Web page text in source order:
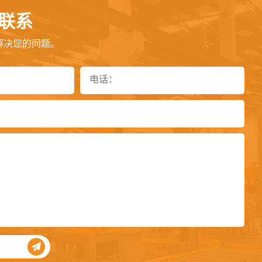
系
您的问题。